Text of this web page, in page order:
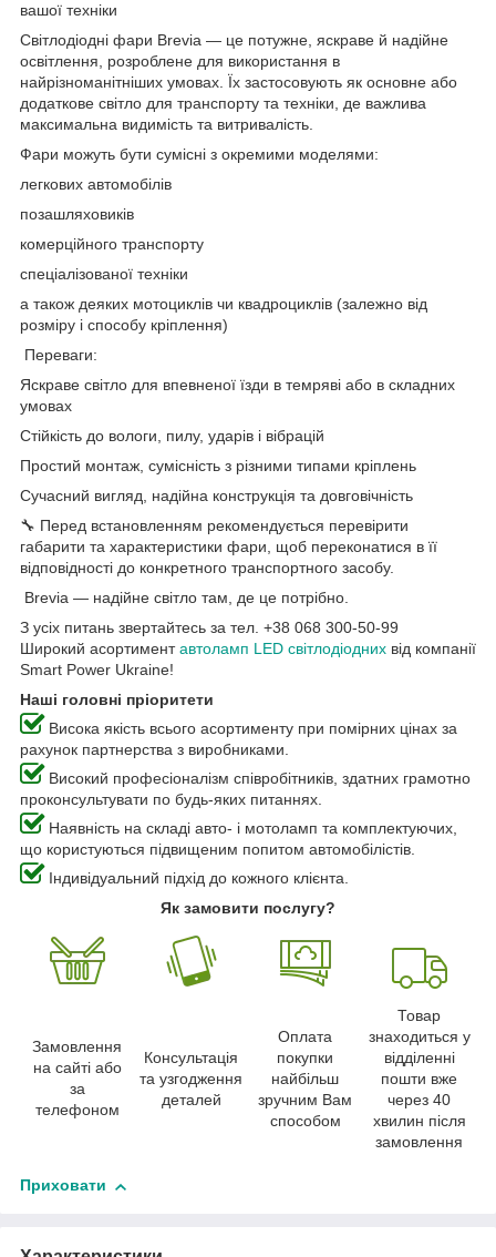
вашої техніки
Світлодіодні фари Brevia — це потужне, яскраве й надійне
освітлення, розроблене для використання в
найрізноманітніших умовах. Їх застосовують як основне або
додаткове світло для транспорту та техніки, де важлива
максимальна видимість та витривалість.
Фари можуть бути сумісні з окремими моделями:
легкових автомобілів
позашляховиків
комерційного транспорту
спеціалізованої техніки
а також деяких мотоциклів чи квадроциклів (залежно від
розміру і способу кріплення)
Переваги:
Яскраве світло для впевненої їзди в темряві або в складних
умовах
Стійкість до вологи, пилу, ударів і вібрацій
Простий монтаж, сумісність з різними типами кріплень
Сучасний вигляд, надійна конструкція та довговічність
🔧 Перед встановленням рекомендується перевірити
габарити та характеристики фари, щоб переконатися в її
відповідності до конкретного транспортного засобу.
Brevia — надійне світло там, де це потрібно.
З усіх питань звертайтесь за тел. +38 068 300-50-99
Широкий асортиментавтоламп LED світлодіодних від компанії
Smart Power Ukraine!
Наші головні пріоритети
Висока якість всього асортименту при помірних цінах за
рахунок партнерства з виробниками.
Високий професіоналізм співробітників, здатних грамотно
проконсультувати по будь-яких питаннях.
Наявність на складі авто- і мотоламп та комплектуючих,
що користуються підвищеним попитом автомобілістів.
Індивідуальний підхід до кожного клієнта.
Як замовити послугу?
Замовлення
на сайті або
за
телефоном
Консультація
та узгодження
деталей
Оплата
покупки
найбільш
зручним Вам
способом
Товар
знаходиться у
відділенні
пошти вже
через 40
хвилин після
замовлення
Приховати